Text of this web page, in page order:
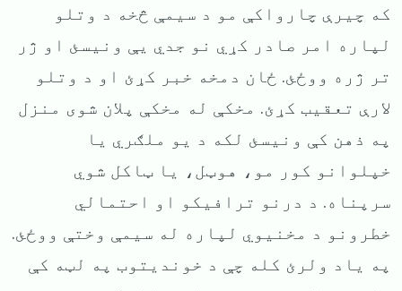
که چیرې چارواکې مو د سیمې څخه د وتلو
لپاره امر صادر کړي نو جدي یې ونیسئ او ژر
تر ژره ووځئ. ځان دمخه خبر کړئ او د وتلو
لارې تعقیب کړئ. مخکې له مخکې پلان شوی منزل
په ‌ذهن کې ونیسئ لکه د یو ملګري یا
خپلوانو کور مو، هوټل، یا ټاکل شوي
سرپناه. د درنو ترافیکو او احتمالي
خطرونو د مخنیوي لپاره له سیمې وختې ووځئ.
په یاد ولرئ کله چې د خونديتوب په لټه کې